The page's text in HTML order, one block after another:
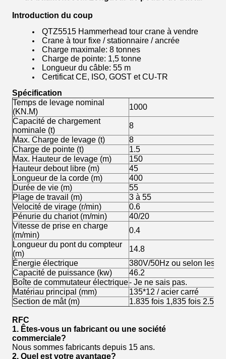
Introduction du coup
QTZ5515 Hammerhead tour crane à vendre
Crane à tour fixe / stationnaire / ancrée
Charge maximale: 8 tonnes
Charge de pointe: 1,5 tonne
Longueur du câble: 55 m
Certificat CE, ISO, GOST et CU-TR
Spécification
Temps de levage nominal
(KN.M)
1000
Capacité de chargement
nominale (t)
8
Max. Charge de levage (t)
8
Charge de pointe (t)
1.5
Max. Hauteur de levage (m)
150
Hauteur debout libre (m)
45
Longueur de la corde (m)
400
Durée de vie (m)
55
Plage de travail (m)
3 à 55
Velocité de virage (r/min)
0.6
Pénurie du chariot (m/min)
40/20
Vitesse de prise en charge
(m/min)
0.4
Longueur du pont du compteur
(m)
14.8
Énergie électrique
380V/50Hz ou selon les
Capacité de puissance (kw)
46.2
Boîte de commutateur électrique- Je ne sais pas.
Matériau principal (mm)
135*12 / acier carré
Section de mât (m)
1.835 fois 1,835 fois 2.5
RFC
1. Êtes-vous un fabricant ou une société
commerciale?
Nous sommes fabricants depuis 15 ans.
2. Quel est votre avantage?